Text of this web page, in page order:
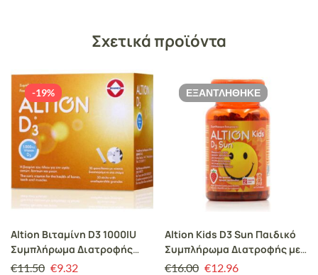
Σχετικά προϊόντα
-19%
Altion Βιταμίνη D3 1000IU
Συμπλήρωμα Διατροφής
Βιταμίνη D3 για την Υγεία
€11.50 €9.32
ΕΞΑΝΤΛΉΘΗΚΕ
Altion Kids D3 Sun Παιδικό
Συμπλήρωμα Διατροφής με
Βιταμίνη D3 Φυσικής
€16.00 €12.96